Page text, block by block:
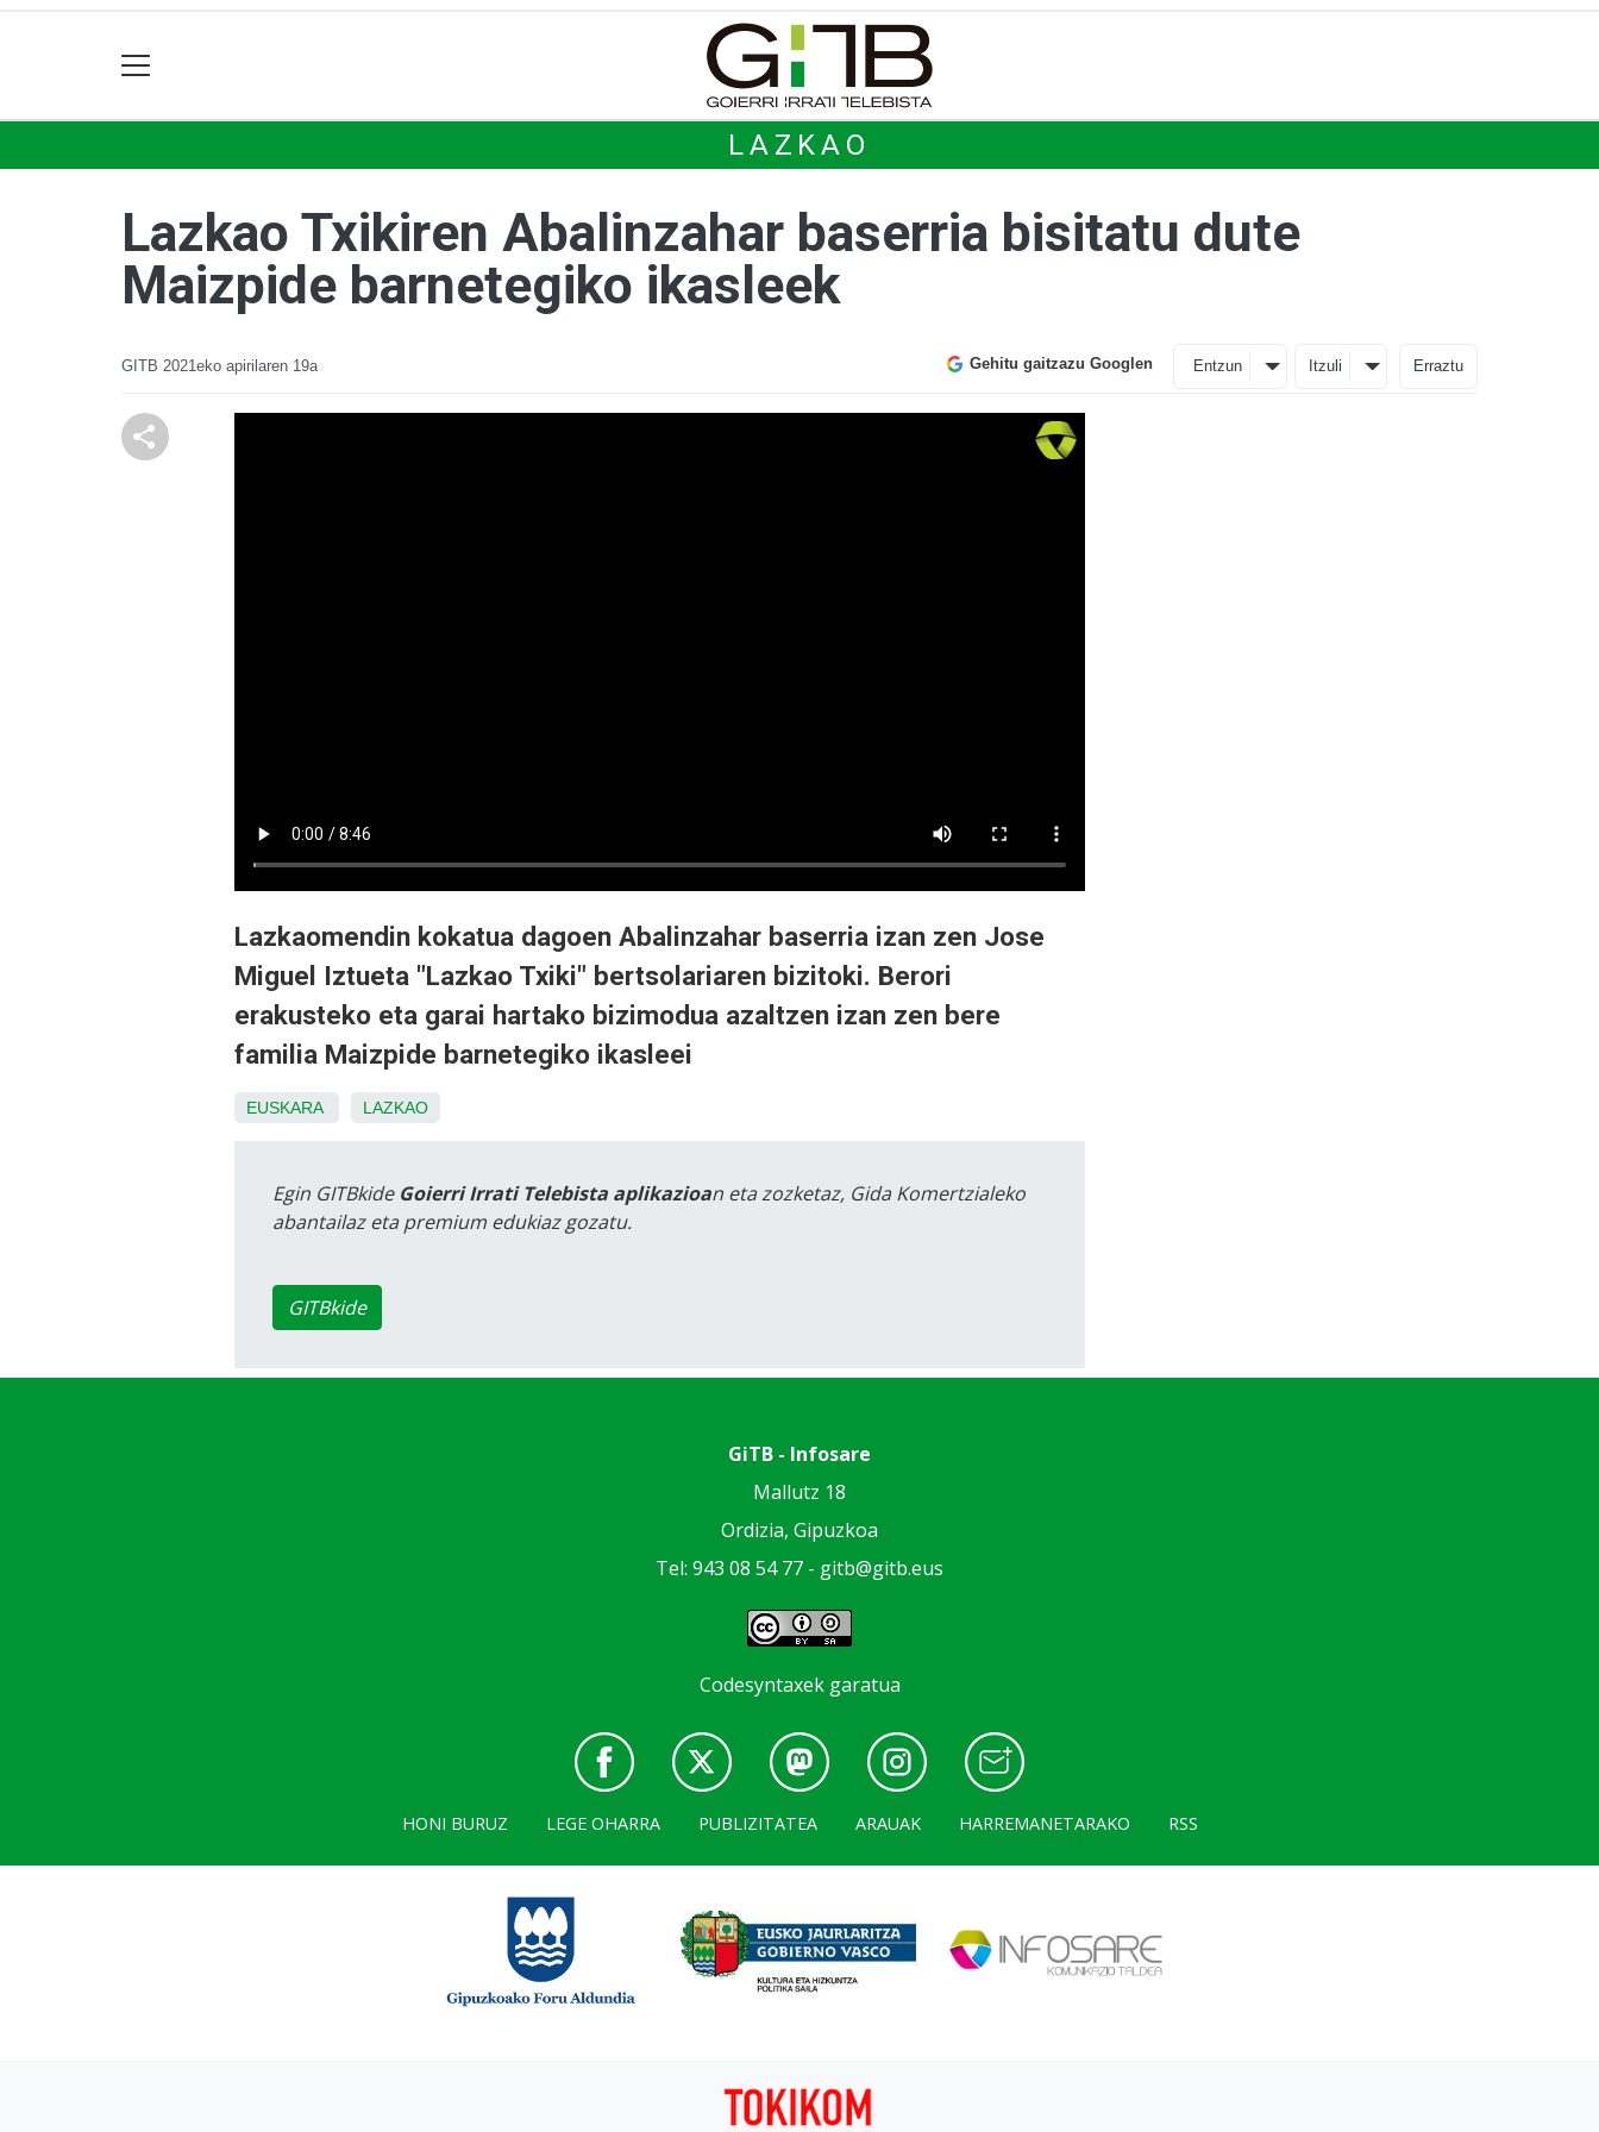
LAZKAO
Lazkao Txikiren Abalinzahar baserria bisitatu dute
Maizpide barnetegiko ikasleek
GITB 2021eko apirilaren 19a Gehitu gaitzazu Googlen Entzun Itzuli Erraztu
Lazkaomendin kokatua dagoen Abalinzahar baserria izan zen Jose
Miguel Iztueta "Lazkao Txiki" bertsolariaren bizitoki. Berori
erakusteko eta garai hartako bizimodua azaltzen izan zen bere
familia Maizpide barnetegiko ikasleei
EUSKARA LAZKAO
Egin GITBkide Goierri Irrati Telebista aplikazioan eta zozketaz, Gida Komertzialeko
abantailaz eta premium edukiaz gozatu.
GITBkide
GiTB - Infosare
Mallutz 18
Ordizia, Gipuzkoa
Tel: 943 08 54 77 - gitb@gitb.eus
Codesyntaxek garatua
HONI BURUZ LEGE OHARRA PUBLIZITATEA ARAUAK HARREMANETARAKO RSS